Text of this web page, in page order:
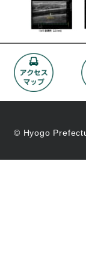
© Hyogo